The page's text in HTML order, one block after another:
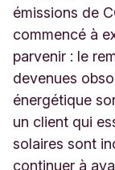
émissions de
commencé à
parvenir : le
devenues
énergétique
un client qui
solaires sont
continuer à